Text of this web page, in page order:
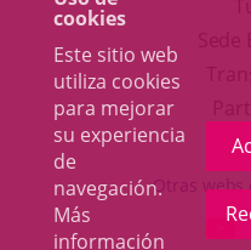
cookies
Este sitio web
utiliza cookies
para mejorar
su experiencia
de
navegación.
Más
información
Otras